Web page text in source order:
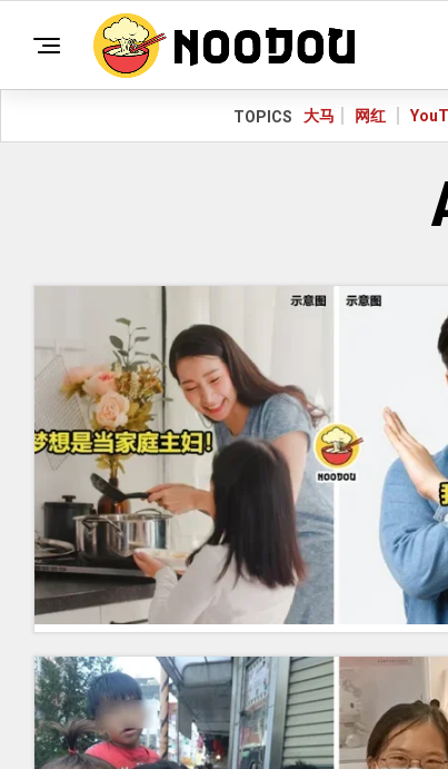
TOPICS 大马 网红